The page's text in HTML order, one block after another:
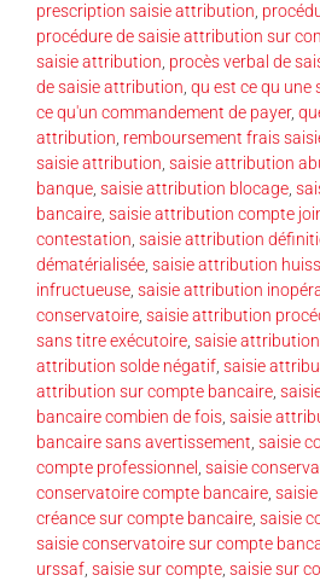
prescription saisie attribution,
procédure de saisie attribution sur
saisie attribution, procès verbal de
de saisie attribution, qu est ce qu
ce qu'un commandement de payer,
attribution, remboursement frais
saisie attribution, saisie attribution
banque, saisie attribution blocage,
bancaire, saisie attribution compte
contestation, saisie attribution
dématérialisée, saisie attribution
infructueuse, saisie attribution
conservatoire, saisie attribution
sans titre exécutoire, saisie
attribution solde négatif, saisie
attribution sur compte bancaire,
bancaire combien de fois, saisie
bancaire sans avertissement, saisie
compte professionnel , saisie
conservatoire compte bancaire,
créance sur compte bancaire, saisie
saisie conservatoire sur compte
urssaf, saisie sur compte, saisie sur